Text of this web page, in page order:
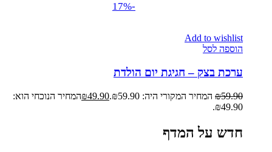
-17%
Add to wishlist
הוספה לסל
ערכת בצק – חגיגת יום הולדת
₪59.90 המחיר המקורי היה: ₪59.90. ₪49.90
המחיר הנוכחי הוא:
₪49.90.
חדש על המדף